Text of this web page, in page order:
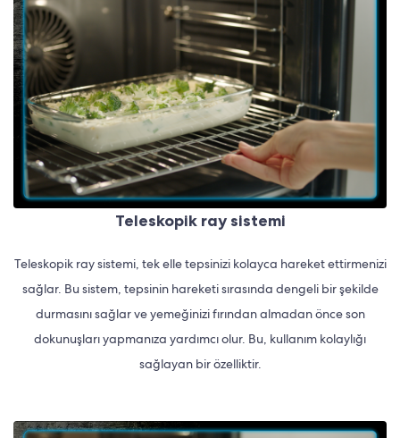
Teleskopik ray sistemi
Teleskopik ray sistemi, tek elle tepsinizi kolayca hareket ettirmenizi
sağlar. Bu sistem, tepsinin hareketi sırasında dengeli bir şekilde
durmasını sağlar ve yemeğinizi fırından almadan önce son
dokunuşları yapmanıza yardımcı olur. Bu, kullanım kolaylığı
sağlayan bir özelliktir.